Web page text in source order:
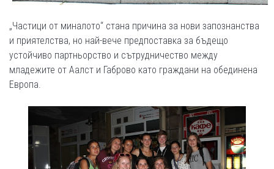
„Частици от миналото“ стана причина за нови запознанства
и приятелства, но най-вече предпоставка за бъдещо
устойчиво партньорство и сътрудничество между
младежите от Аалст и Габрово като граждани на обединена
Европа.